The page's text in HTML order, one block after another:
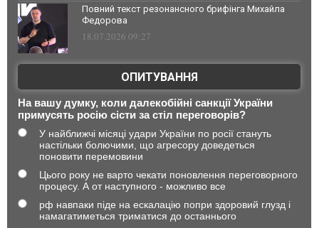
Повний текст резонансного брифінга Михайла
Федорова
18.07.2026 09:27
ОПИТУВАННЯ
На вашу думку, коли далекобійні санкції України
примусять росію сісти за стіл переговорів?
У найближчі місяці удари України по росії стануть
настільки болючими, що агресору доведеться
поновити перемовини
Цього року не варто чекати поновлення переговорного
процесу. А от наступного - можливо все
рф навпаки піде на ескалацію попри здоровий глузд і
намагатиметься триматися до останнього